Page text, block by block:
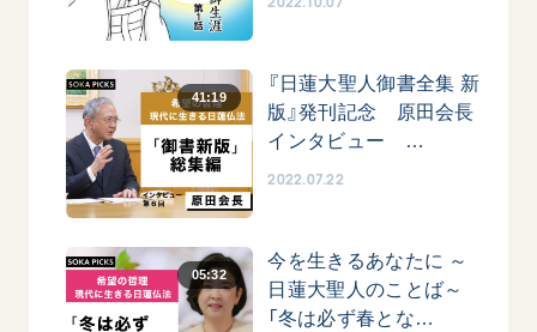
41:19
『日蓮大聖人御書全集 新
版』発刊記念 原田会長
インタビュー …
2022.07.22
05:32
今を生きるあなたに ～
日蓮大聖人のことば～
「冬は必ず春とな…